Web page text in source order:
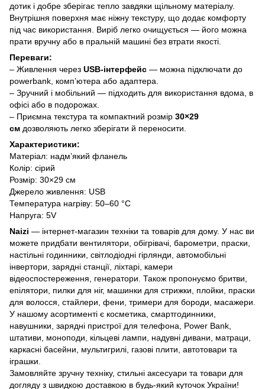
дотик і добре зберігає тепло завдяки щільному матеріалу.
Внутрішня поверхня має ніжну текстуру, що додає комфорту
під час використання. Виріб легко очищується — його можна
прати вручну або в пральній машині без втрати якості.
Переваги:
– Живлення через USB-інтерфейс — можна підключати до
powerbank, комп’ютера або адаптера.
– Зручний і мобільний — підходить для використання вдома, в
офісі або в подорожах.
– Приємна текстура та компактний розмір 30×29
см дозволяють легко зберігати й переносити.
Характеристики:
Матеріал: надм’який фланель
Колір: сірий
Розмір: 30×29 см
Джерело живлення: USB
Температура нагріву: 50–60 °C
Напруга: 5V
Naizi — інтернет-магазин техніки та товарів для дому. У нас ви
можете придбати вентилятори, обігрівачі, барометри, праски,
настільні годинники, світлодіодні гірлянди, автомобільні
інвертори, зарядні станції, ліхтарі, камери
відеоспостереження, генератори. Також пропонуємо бритви,
епілятори, пилки для ніг, машинки для стрижки, плойки, праски
для волосся, стайлери, фени, тримери для бороди, масажери.
У нашому асортименті є косметика, смартгодинники,
навушники, зарядні пристрої для телефона, Power Bank,
штативи, моноподи, кільцеві лампи, надувні дивани, матраци,
каркасні басейни, мультигрилі, газові плити, автотовари та
іграшки.
Замовляйте зручну техніку, стильні аксесуари та товари для
догляду з швидкою доставкою в будь-який куточок України!